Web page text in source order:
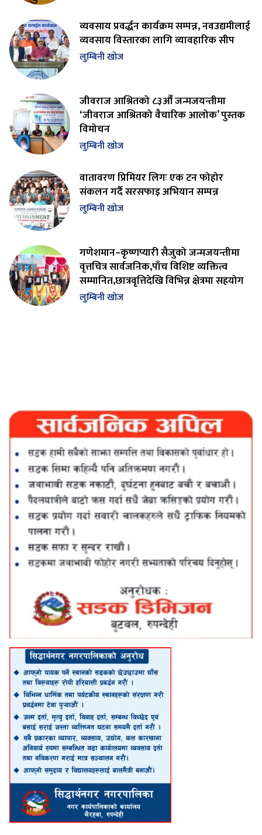
व्यवसाय प्रवर्द्धन कार्यक्रम सम्पन्न, नवउद्यमीलाई
व्यवसाय विस्तारका लागि व्यावहारिक सीप
लुम्बिनी खोज
जीवराज आश्रितको ८३औँ जन्मजयन्तीमा
‘जीवराज आश्रितको वैचारिक आलोक’ पुस्तक
विमोचन
लुम्बिनी खोज
वातावरण प्रिमियर लिगः एक टन फोहोर
संकलन गर्दै सरसफाइ अभियान सम्पन्न
लुम्बिनी खोज
गणेशमान–कृष्णप्यारी सैजुको जन्मजयन्तीमा
वृत्तचित्र सार्वजनिक,पाँच विशिष्ट व्यक्तित्व
सम्मानित,छात्रवृत्तिदेखि विभिन्न क्षेत्रमा सहयोग
लुम्बिनी खोज